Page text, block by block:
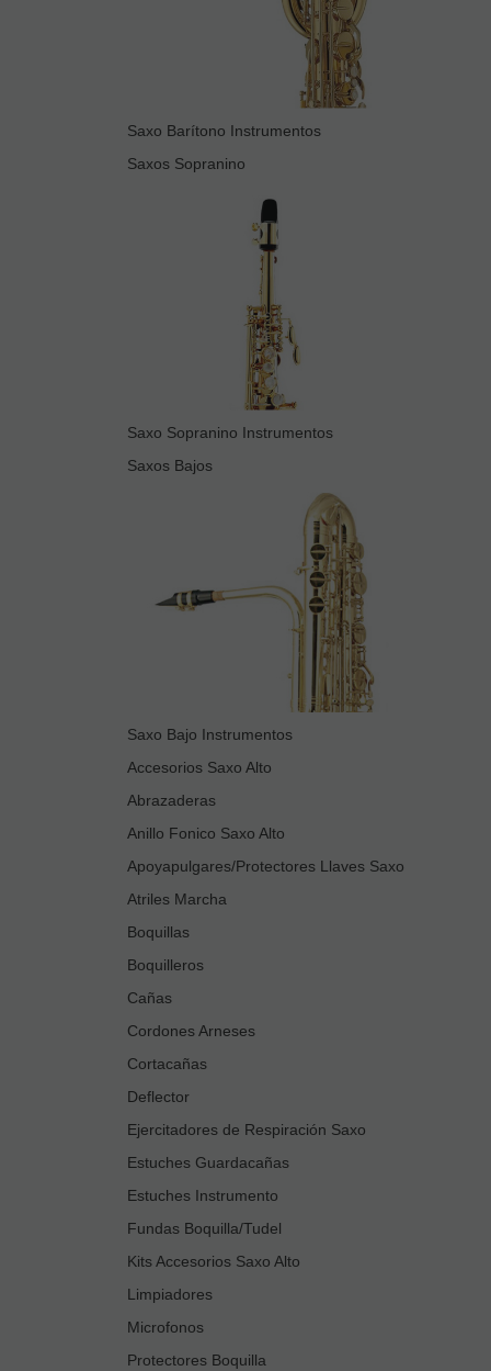
Saxo Barítono Instrumentos
Saxos Sopranino
Saxo Sopranino Instrumentos
Saxos Bajos
Saxo Bajo Instrumentos
Accesorios Saxo Alto
Abrazaderas
Anillo Fonico Saxo Alto
Apoyapulgares/Protectores Llaves Saxo
Atriles Marcha
Boquillas
Boquilleros
Cañas
Cordones Arneses
Cortacañas
Deflector
Ejercitadores de Respiración Saxo
Estuches Guardacañas
Estuches Instrumento
Fundas Boquilla/Tudel
Kits Accesorios Saxo Alto
Limpiadores
Microfonos
Protectores Boquilla